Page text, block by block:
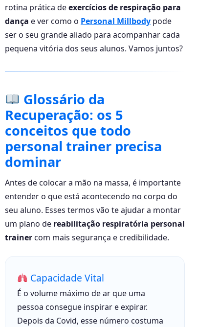
rotina prática deexercícios de respiração para
dança e ver como o Personal Millbody pode
ser o seu grande aliado para acompanhar cada
pequena vitória dos seus alunos. Vamos juntos?
Glossário da
Recuperação: os 5
conceitos que todo
personal trainer precisa
dominar
Antes de colocar a mão na massa, é importante
entender o que está acontecendo no corpo do
seu aluno. Esses termos vão te ajudar a montar
um plano de reabilitação respiratória personal
trainercom mais segurança e credibilidade.
Capacidade Vital
É o volume máximo de ar que uma
pessoa consegue inspirar e expirar.
Depois da Covid, esse número costuma